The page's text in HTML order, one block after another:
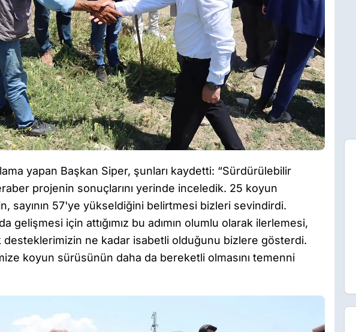
yapan Başkan Siper, şunları kaydetti: “Sürdürülebilir
projenin sonuçlarını yerinde inceledik. 25 koyun
sayının 57'ye yükseldiğini belirtmesi bizleri sevindirdi.
gelişmesi için attığımız bu adımın olumlu olarak ilerlemesi,
desteklerimizin ne kadar isabetli olduğunu bizlere gösterdi.
koyun sürüsünün daha da bereketli olmasını temenni